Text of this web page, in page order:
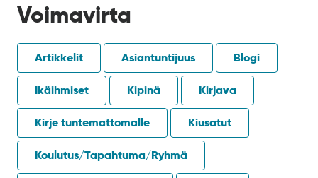
Voimavirta
Artikkelit Asiantuntijuus Blogi
Ikäihmiset Kipinä Kirjava
Kirje tuntemattomalle Kiusatut
Koulutus/Tapahtuma/Ryhmä